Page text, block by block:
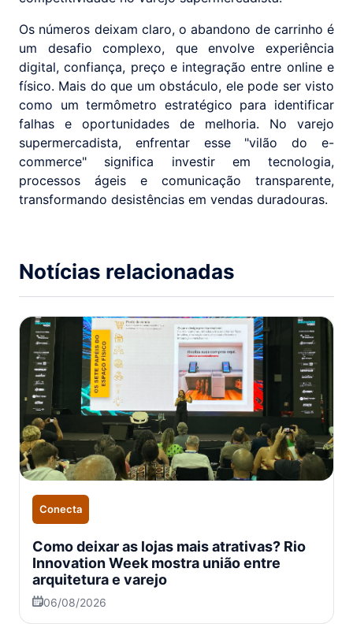
Os números deixam claro, o abandono de carrinho é
um desafio complexo, que envolve experiência
digital, confiança, preço e integração entre online e
físico. Mais do que um obstáculo, ele pode ser visto
como um termômetro estratégico para identificar
falhas e oportunidades de melhoria. No varejo
supermercadista, enfrentar esse "vilão do e-
commerce" significa investir em tecnologia,
processos ágeis e comunicação transparente,
transformando desistências em vendas duradouras.
Notícias relacionadas
Conecta
Como deixar as lojas mais atrativas? Rio
Innovation Week mostra união entre
arquitetura e varejo
06/08/2026